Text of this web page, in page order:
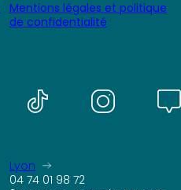
Mentions légales et politique
de confidentialité
Lyon
04 74 01 98 72